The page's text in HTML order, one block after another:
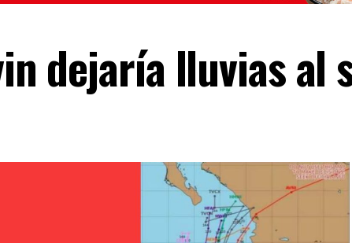
dejaría lluvias al